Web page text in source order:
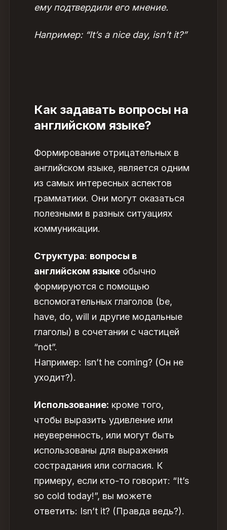
ему подтвердили его мнение.
Например: “It’s a nice day, isn’t it?”
Как задавать вопросы на
английском языке?
Формирование отрицательных в
английском языке, является одним
из самых интересных аспектов
грамматики. Они могут оказаться
полезными в разных ситуациях
коммуникации.
Структура: вопросы в
английском языке обычно
формируются с помощью
вспомогательных глаголов (be,
have, do, will и другие модальные
глаголы) в сочетании с частицей
“not”.
Например: Isn’t he coming? (Он не
уходит?).
Использование: кроме того,
чтобы выразить удивление или
неуверенность, или могут быть
использованы для выражения
сострадания или согласия. К
примеру, если кто-то говорит: “It’s
so cold today!”, вы можете
ответить: Isn’t it? (Правда ведь?).